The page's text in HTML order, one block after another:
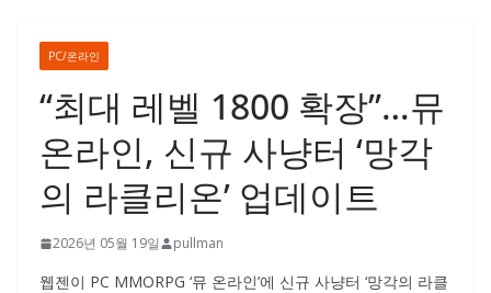
PC/온라인
“최대 레벨 1800 확장”…뮤
온라인, 신규 사냥터 ‘망각
의 라클리온’ 업데이트
2026년 05월 19일 pullman
웹젠이 PC MMORPG ‘뮤 온라인’에 신규 사냥터 ‘망각의 라클